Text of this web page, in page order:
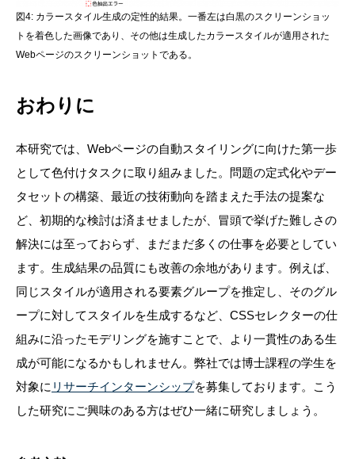
図4: カラースタイル生成の定性的結果。一番左は白黒のスクリーンショッ
トを着色した画像であり、その他は生成したカラースタイルが適用された
Webページのスクリーンショットである。
おわりに
本研究では、Webページの自動スタイリングに向けた第一歩
として色付けタスクに取り組みました。問題の定式化やデー
タセットの構築、最近の技術動向を踏まえた手法の提案な
ど、初期的な検討は済ませましたが、冒頭で挙げた難しさの
解決には至っておらず、まだまだ多くの仕事を必要としてい
ます。生成結果の品質にも改善の余地があります。例えば、
同じスタイルが適用される要素グループを推定し、そのグル
ープに対してスタイルを生成するなど、CSSセレクターの仕
組みに沿ったモデリングを施すことで、より一貫性のある生
成が可能になるかもしれません。弊社では博士課程の学生を
対象に リサーチインターンシップを募集しております。こう
した研究にご興味のある方はぜひ一緒に研究しましょう。